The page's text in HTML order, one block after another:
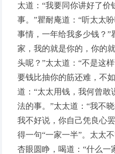
太道：“我要同你讲好了价
事。”瞿耐庵道：“听太太
事情，一年给我多少钱？”
家，我的就是你的，你的
头呢？”太太道：“不是这
要钱比抽你的筋还难，不
道：“太太用钱，我何曾敢
法的事。”太太道：“我不
我不好说，你自己凭良心
得一句“一家一半”。太太
杏眼圆睁，喝道：“什么一